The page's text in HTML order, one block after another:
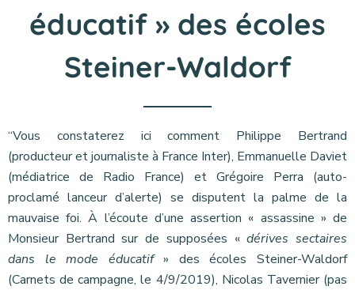
éducatif » des écoles
Steiner-Waldorf
“Vous constaterez ici comment Philippe Bertrand
(producteur et journaliste à France Inter), Emmanuelle Daviet
(médiatrice de Radio France) et Grégoire Perra (auto-
proclamé lanceur d’alerte) se disputent la palme de la
mauvaise foi. À l’écoute d’une assertion « assassine » de
Monsieur Bertrand sur de supposées «dérives sectaires
dans le mode éducatif» des écoles Steiner-Waldorf
(Carnets de campagne, le 4/9/2019), Nicolas Tavernier (pas